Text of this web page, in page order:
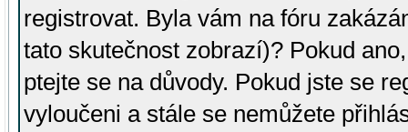
registrovat. Byla vám na fóru
tato skutečnost zobrazí)? Pokud
ptejte se na důvody. Pokud jste se
vyloučeni a stále se nemůžete